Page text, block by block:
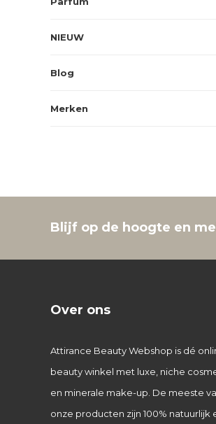
NIEUW
Blog
Merken
Blijf op de hoogte en
Over ons
Attirance Beauty Webshop is dé
beauty winkel met luxe, niche
en minerale make-up. De meeste
onze producten zijn 100% natuurlijk